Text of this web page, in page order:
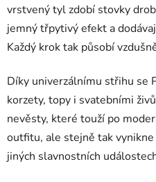
vrstvený tyl zdobí stovky
jemný třpytivý efekt a
Každý krok tak působí
Díky univerzálnímu střihu se
korzety, topy i svatebními
nevěsty, které touží po
outfitu, ale stejně tak vynikne
jiných slavnostních